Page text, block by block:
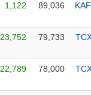
1,122 89,036
23,752 79,733
22,789 78,000